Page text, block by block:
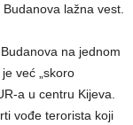
lažna vest.
na jednom
već „skoro
a u centru Kijeva.
vođe terorista koji